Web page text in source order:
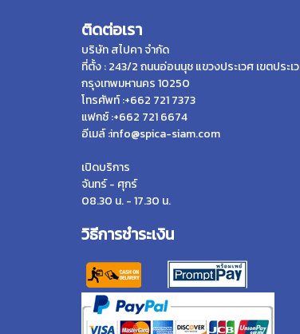
ติดต่อเรา
บริษัท สไปคา จำกัด
ที่ตั้ง : 243/2 ถนนอ่อนนุช แขวงประเวศ เขตประเ
กรุงเทพมหานคร 10250
โทรศัพท์ :+662 721 7373
แฟกซ์ :+662 721 6674
อีเมล์ :info@spica-siam.com
เปิดบริการ
จันทร์ - ศุกร์
08.30 น. - 17.30 น.
วิธีการชำระเงิน